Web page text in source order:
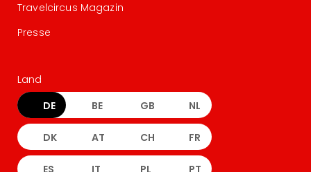
Travelcircus Magazin
Presse
Land
DE BE GB NL
DK AT CH FR
ES IT PL PT